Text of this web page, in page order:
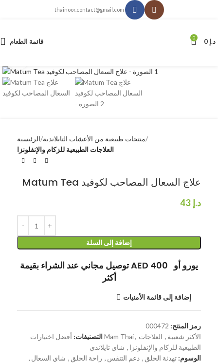
thainoor.contact@gmail.com
قائمة الطعام 0 د.إ
الرئيسية منتجات طبيعية من الأعشاب التايلاندية
العلاجات الطبيعية للزكام والإنفلونزا
Matum Tea علاج السعال المصاحب لكوفيد
د.إ
إضافة إلى السلة
توصيل مجاني عند الشراء بقيمة AED 400 يورو أو
أكثر
إضافة إلى قائمة الأمنيات
رمز المنتج: 000472
التصنيفات: أفضل اختيارات Mam Thai, الأكثر شعبية , العلاجات
الطبيعية للزكام والإنفلونزا , شاي تايلاندي
الوسوم: تهدئة الحلق , دعم التنفس , راحة الحلق , شاي السعال ,